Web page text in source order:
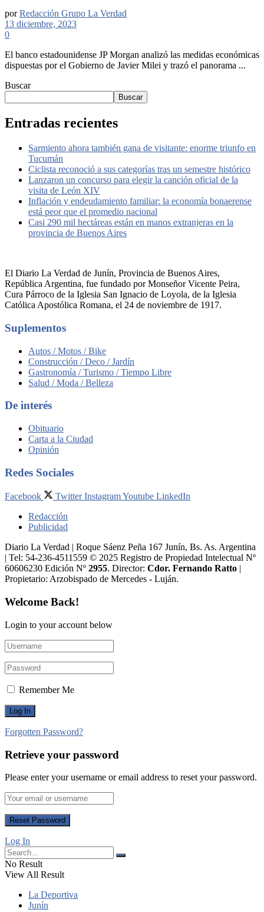
por Redacción Grupo La Verdad
13 diciembre, 2023
0
El banco estadounidense JP Morgan analizó las medidas económicas
dispuestas por el Gobierno de Javier Milei y trazó el panorama ...
Buscar
Buscar
Entradas recientes
Sarmiento ahora también gana de visitante: enorme triunfo en
Tucumán
Ciclista reconoció a sus categorías tras un semestre histórico
Lanzaron un concurso para elegir la canción oficial de la
visita de León XIV
Inflación y endeudamiento familiar: la economía bonaerense
está peor que el promedio nacional
Casi 290 mil hectáreas están en manos extranjeras en la
provincia de Buenos Aires
El Diario La Verdad de Junín, Provincia de Buenos Aires,
República Argentina, fue fundado por Monseñor Vicente Peira,
Cura Párroco de la Iglesia San Ignacio de Loyola, de la Iglesia
Católica Apostólica Romana, el 24 de noviembre de 1917.
Suplementos
Autos / Motos / Bike
Construcción / Deco / Jardín
Gastronomía / Turismo / Tiempo Libre
Salud / Moda / Belleza
De interés
Obituario
Carta a la Ciudad
Opinión
Redes Sociales
Facebook Twitter InstagramYoutube LinkedIn
Redacción
Publicidad
Diario La Verdad | Roque Sáenz Peña 167 Junín, Bs. As. Argentina
| Tel: 54-236-4511559 © 2025 Registro de Propiedad Intelectual Nº
60606230 Edición Nº 2955. Director:​ Cdor. Fernando Ratto |
Propietario:​ Arzobispado de Mercedes - Luján.
Welcome Back!
Login to your account below
Remember Me
Forgotten Password?
Retrieve your password
Please enter your username or email address to reset your password.
Log In
No Result
View All Result
La Deportiva
Junín